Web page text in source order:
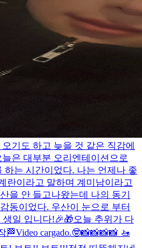
기도 하고 늦을 것 같은 직감에
은 대부분 오리엔테이션으로
하는 시간이었다. 나는 언제나 좋
란이라고 말하며 계미남이라고
을 안 들고나왔는데 나의 동기
동이었다. 우산이 눈으로 부터
생일 입니다!🎉🎁오늘 추위가 다
🏁Video cargado.🤓📸📸📸📸 🚤